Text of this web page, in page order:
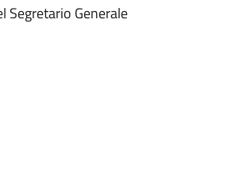
Segretario Generale